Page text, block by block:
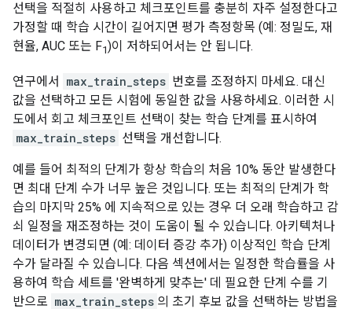
선택을 적절히 사용하고 체크포인트를 충분히 자주 설정한다고
가정할 때 학습 시간이 길어지면 평가 측정항목 (예: 정밀도, 재
현율, AUC 또는 F1)이 저하되어서는 안 됩니다.
연구에서 max_train_steps 번호를 조정하지 마세요. 대신
값을 선택하고 모든 시험에 동일한 값을 사용하세요. 이러한 시
도에서 회고 체크포인트 선택이 찾는 학습 단계를 표시하여
max_train_steps 선택을 개선합니다.
예를 들어 최적의 단계가 항상 학습의 처음 10% 동안 발생한다
면 최대 단계 수가 너무 높은 것입니다. 또는 최적의 단계가 학
습의 마지막 25% 에 지속적으로 있는 경우 더 오래 학습하고 감
쇠 일정을 재조정하는 것이 도움이 될 수 있습니다. 아키텍처나
데이터가 변경되면 (예: 데이터 증강 추가) 이상적인 학습 단계
수가 달라질 수 있습니다. 다음 섹션에서는 일정한 학습률을 사
용하여 학습 세트를 '완벽하게 맞추는' 데 필요한 단계 수를 기
반으로 max_train_steps 의 초기 후보 값을 선택하는 방법을